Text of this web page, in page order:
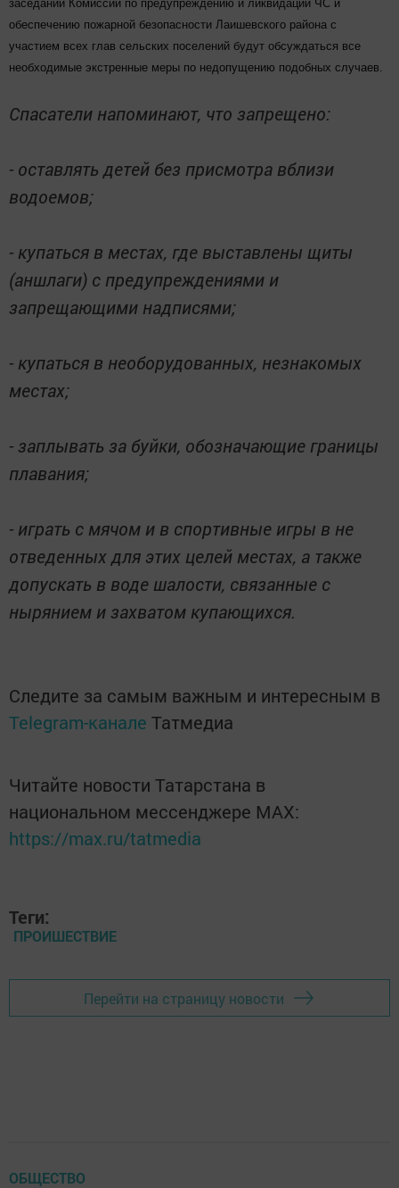
заседании Комиссии по предупреждению и ликвидации ЧС и
обеспечению пожарной безопасности Лаишевского района с
участием всех глав сельских поселений будут обсуждаться все
необходимые экстренные меры по недопущению подобных случаев.
Спасатели напоминают, что запрещено:
- оставлять детей без присмотра вблизи
водоемов;
- купаться в местах, где выставлены щиты
(аншлаги) с предупреждениями и
запрещающими надписями;
- купаться в необорудованных, незнакомых
местах;
- заплывать за буйки, обозначающие границы
плавания;
- играть с мячом и в спортивные игры в не
отведенных для этих целей местах, а также
допускать в воде шалости, связанные с
нырянием и захватом купающихся.
Следите за самым важным и интересным в
Telegram-канале Татмедиа
Читайте новости Татарстана в
национальном мессенджере MАХ:
https://max.ru/tatmedia
Теги:
ПРОИШЕСТВИЕ
Перейти на страницу новости
ОБЩЕСТВО